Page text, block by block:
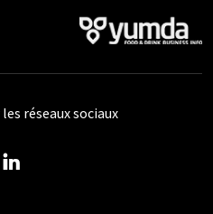
réseaux sociaux